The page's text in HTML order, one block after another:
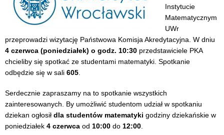
Instytucie
Matematycznym
UWr
przeprowadzi wizytację Państwowa Komisja Akredytacyjna. W dniu
4 czerwca (poniedziałek) o godz. 10:30 przedstawiciele PKA
chcieliby się spotkać ze studentami matematyki. Spotkanie
odbędzie się w sali 605
Serdecznie zapraszamy na to spotkanie wszystkich
zainteresowanych. By umożliwić studentom udział w spotkaniu
dziekan ogłosił dla studentów matematyki godziny dziekańskie w
poniedziałek 4 czerwca od 10:00 do 12:00.